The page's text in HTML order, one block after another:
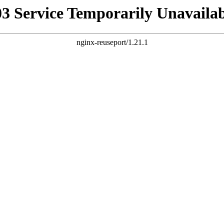
Service Temporarily
nginx-reuseport/1.21.1